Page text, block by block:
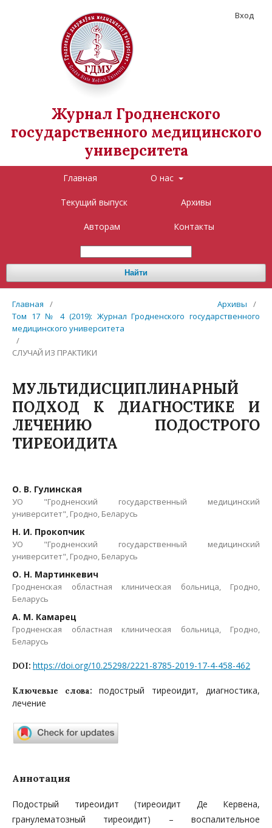
Журнал Гродненского
государственного медицинского
университета
Главная О нас
Текущий выпуск Архивы
Авторам Контакты
Найти
Вход
Главная / Архивы
/
Том 17 № 4 (2019): Журнал Гродненского государственного
медицинского университета
/
СЛУЧАЙ ИЗ ПРАКТИКИ
МУЛЬТИДИСЦИПЛИНАРНЫЙ
ПОДХОД К ДИАГНОСТИКЕ И
ЛЕЧЕНИЮ ПОДОСТРОГО
ТИРЕОИДИТА
О. В. Гулинская
УО "Гродненский государственный медицинский
университет", Гродно, Беларусь
Н. И. Прокопчик
УО "Гродненский государственный медицинский
университет", Гродно, Беларусь
О. Н. Мартинкевич
Гродненская областная клиническая больница, Гродно,
Беларусь
А. М. Камарец
Гродненская областная клиническая больница, Гродно,
Беларусь
DOI: https://doi.org/10.25298/2221-8785-2019-17-4-458-462
Ключевые слова: подострый тиреоидит, диагностика,
лечение
Аннотация
Подострый тиреоидит (тиреоидит Де Кервена,
гранулематозный тиреоидит) – воспалительное